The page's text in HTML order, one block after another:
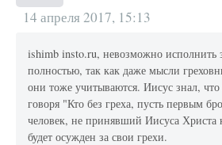
14 апреля 2017, 15:13
ishimb insto.ru, невозможно исполнить
полностью, так как даже мысли
они тоже учитываются. Иисус знал, что
говоря "Кто без греха, пусть первым
человек, не принявший Иисуса Христа
будет осужден за свои грехи.